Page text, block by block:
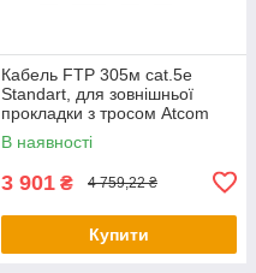
Кабель FTP 305м cat.5e
Standart, для зовнішньої
прокладки з тросом Atcom
(13760)
В наявності
3 901 ₴ 4 759,22 ₴
Купити